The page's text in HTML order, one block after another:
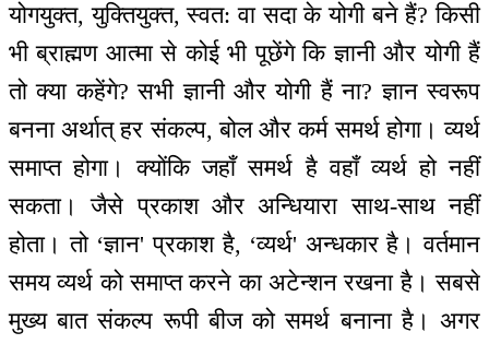
योगयुक्त, युक्तियुक्त, स्वत: वा सदा के योगी बने हैं? किसी
भी ब्राह्मण आत्मा से कोई भी पूछेंगे कि ज्ञानी और योगी हैं
तो क्या कहेंगे? सभी ज्ञानी और योगी हैं ना? ज्ञान स्वरूप
बनना अर्थात् हर संकल्प, बोल और कर्म समर्थ होगा। व्यर्थ
समाप्त होगा। क्योंकि जहाँ समर्थ है वहाँ व्यर्थ हो नहीं
सकता। जैसे प्रकाश और अन्धियारा साथ-साथ नहीं
होता। तो ‘ज्ञान' प्रकाश है, ‘व्यर्थ' अन्धकार है। वर्तमान
समय व्यर्थ को समाप्त करने का अटेन्शन रखना है। सबसे
मुख्य बात संकल्प रूपी बीज को समर्थ बनाना है। अगर